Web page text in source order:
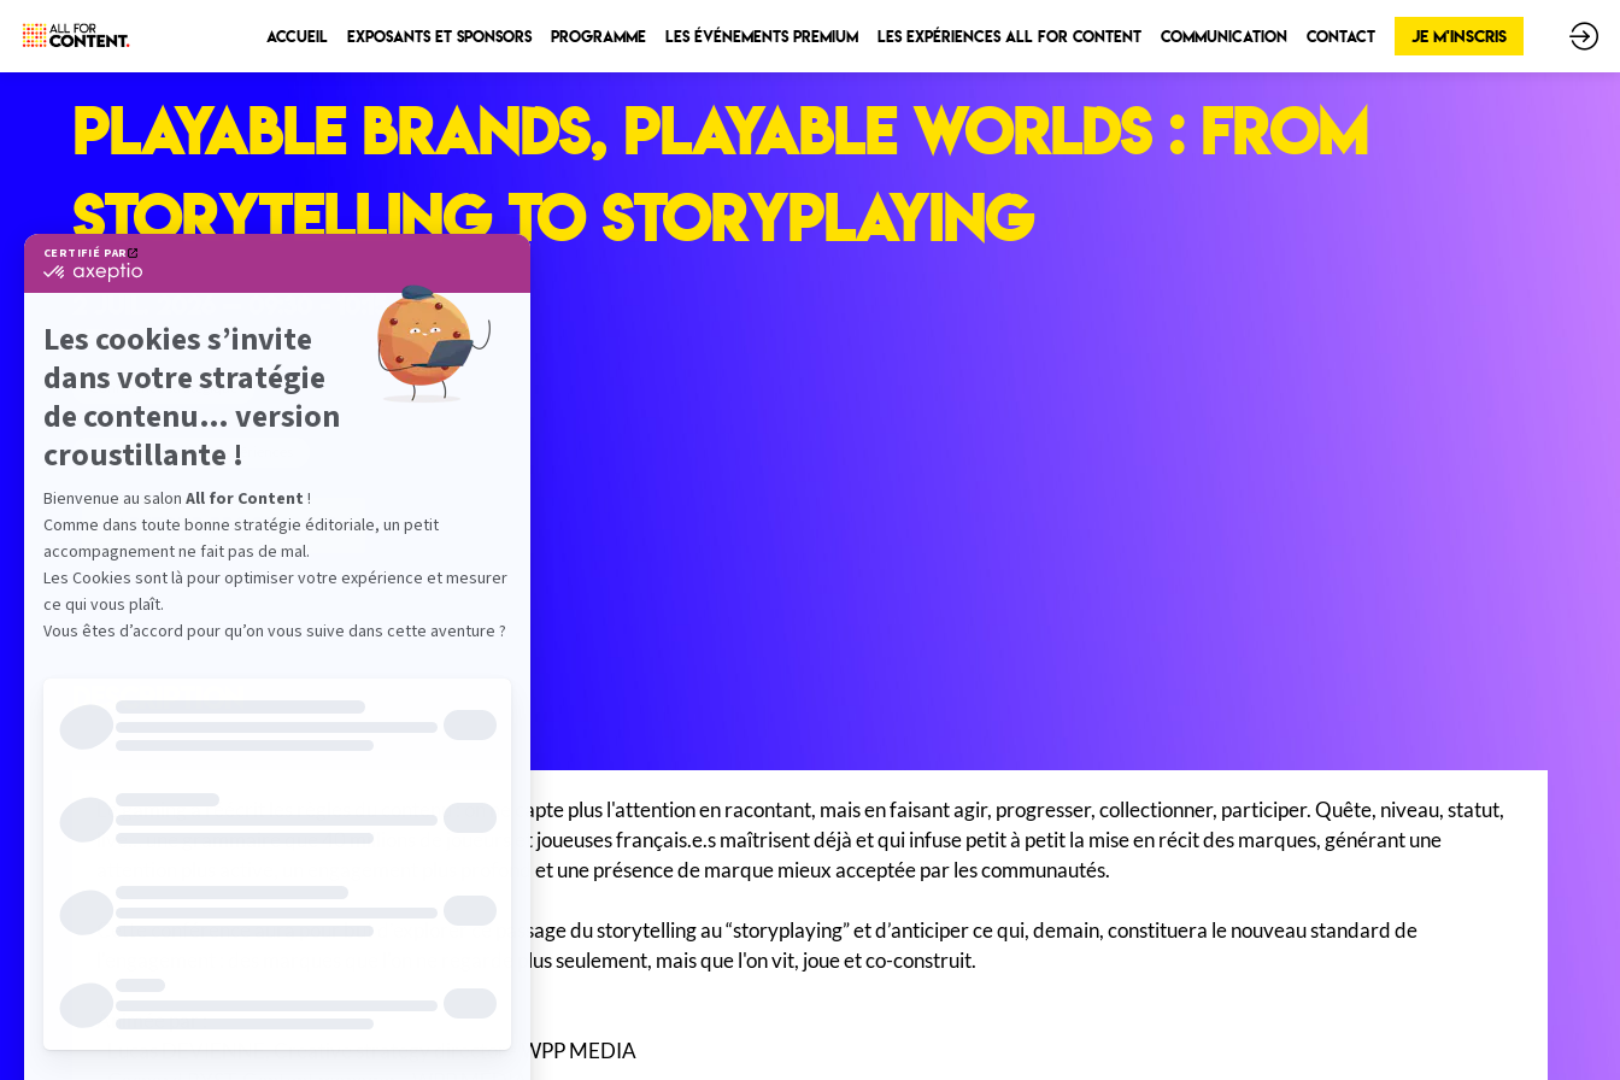
Accueil Exposants et sponsors Programme Les Événements Premium Les expériences All for Content Communication Contact Je m'inscris
Playable brands, playable worlds : from
storytelling to storyplaying
10:15
Seine 1
Conférence stratégique
Formats narratifs et Expériences
RETOUR PROGRAMME
Le gaming a réécrit les règles du contenu : on ne capte plus l'attention en racontant, mais en faisant agir, progresser, collectionner, participer. Quête, niveau, statut,
live… une grammaire que 40 millions de joueurs et joueuses français.e.s maîtrisent déjà et qui infuse petit à petit la mise en récit des marques, générant une
attention plus active, un engagement plus profond et une présence de marque mieux acceptée par les communautés.
Cette conférence aura pour but d’explorer ce passage du storytelling au “storyplaying” et d’anticiper ce qui, demain, constituera le nouveau standard de
l'engagement : des marques que l'on ne regarde plus seulement, mais que l'on vit, joue et co-construit.
- Lucas DEVIENNE, Creative strategy director - WPP MEDIA